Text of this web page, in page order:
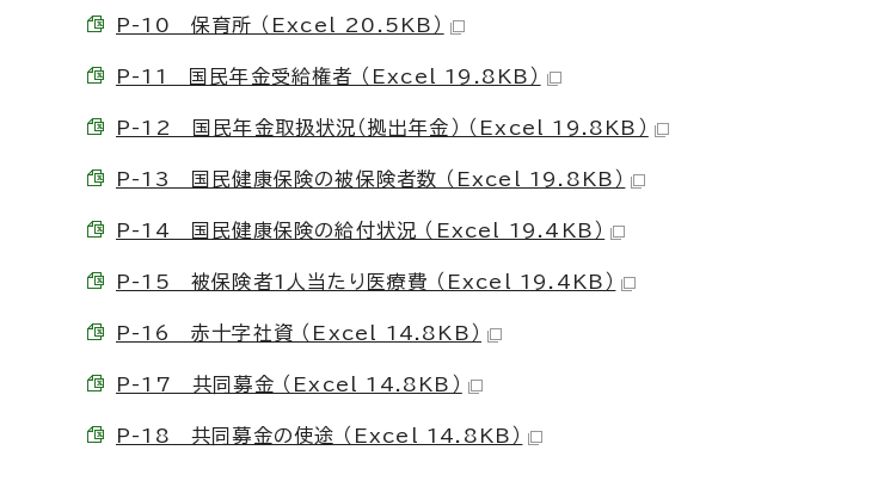
P-10 保育所 （Excel 20.5KB）
P-11 国民年金受給権者 （Excel 19.8KB）
P-12 国民年金取扱状況（拠出年金） （Excel 19.8KB）
P-13 国民健康保険の被保険者数 （Excel 19.8KB）
P-14 国民健康保険の給付状況 （Excel 19.4KB）
P-15 被保険者1人当たり医療費 （Excel 19.4KB）
P-16 赤十字社資 （Excel 14.8KB）
P-17 共同募金 （Excel 14.8KB）
P-18 共同募金の使途 （Excel 14.8KB）